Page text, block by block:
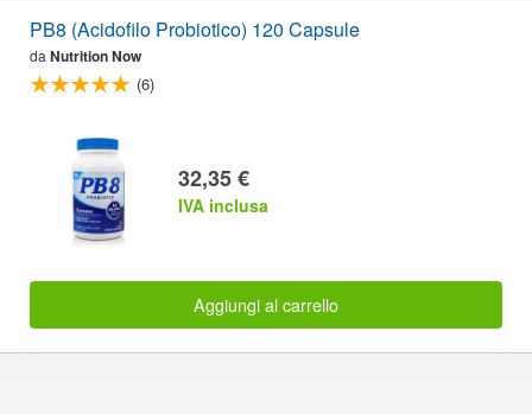
PB8 (Acidofilo Probiotico) 120 Capsule
daNutrition Now
(6)
32,35 €
IVA inclusa
Aggiungi al carrello